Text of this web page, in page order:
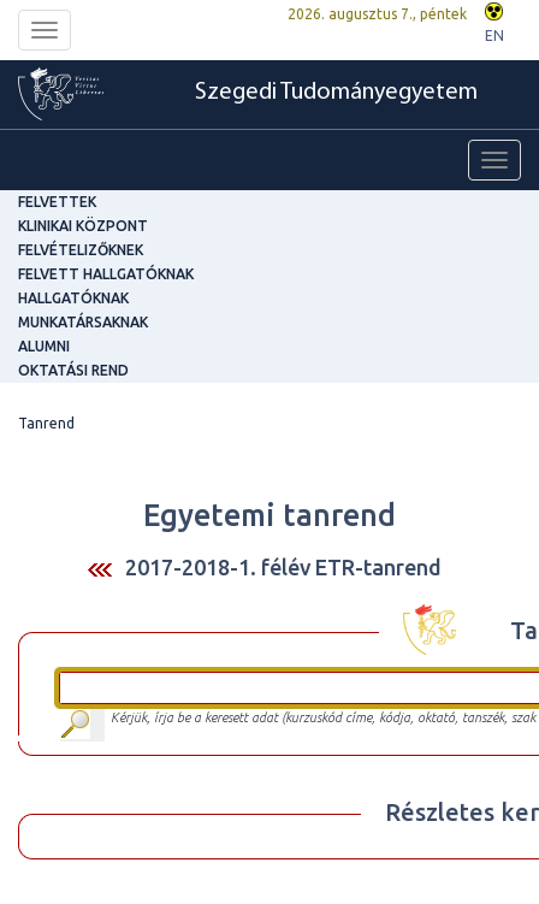
Toggle
navigation
2026. augusztus 7., péntek
EN
Szegedi Tudományegyetem
FELVETTEK
KLINIKAI KÖZPONT
FELVÉTELIZŐKNEK
FELVETT HALLGATÓKNAK
HALLGATÓKNAK
MUNKATÁRSAKNAK
ALUMNI
OKTATÁSI REND
Tanrend
Egyetemi tanrend
2017-2018-1. félév ETR-tanrend
Kérjük, írja be a keresett adat (kurzuskód címe, kódja, oktató, tanszék,
Részletes